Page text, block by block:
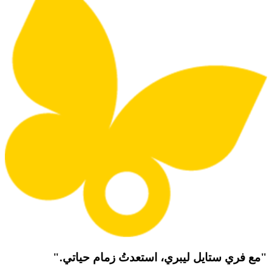
"مع فري ستايل ليبري، استعدتُ زمام حياتي."